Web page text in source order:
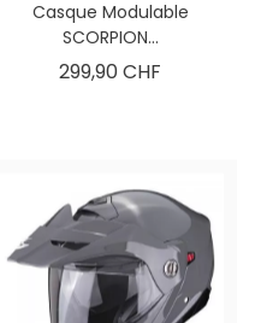
Casque Modulable
SCORPION...
299,90 CHF